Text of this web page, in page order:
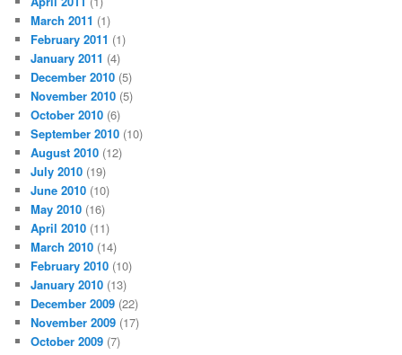
March 2011 (1)
February 2011 (1)
January 2011 (4)
December 2010 (5)
November 2010 (5)
October 2010 (6)
September 2010 (10)
August 2010 (12)
July 2010 (19)
June 2010 (10)
May 2010 (16)
April 2010 (11)
March 2010 (14)
February 2010 (10)
January 2010 (13)
December 2009 (22)
November 2009 (17)
October 2009 (7)